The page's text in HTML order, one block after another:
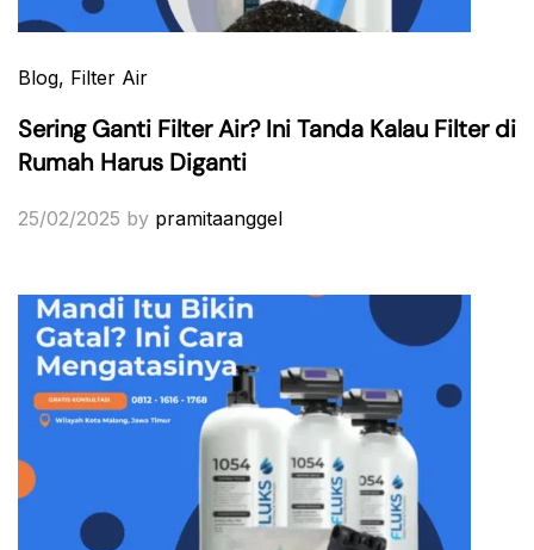
Blog, Filter Air
Sering Ganti Filter Air? Ini Tanda Kalau Filter di
Rumah Harus Diganti
25/02/2025 by pramitaanggel